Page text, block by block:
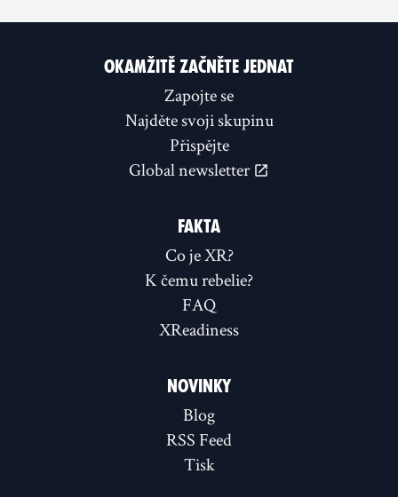
OKAMŽITĚ ZAČNĚTE JEDNAT
Zapojte se
Najděte svoji skupinu
Přispějte
Global newsletter
FAKTA
Co je XR?
K čemu rebelie?
FAQ
XReadiness
NOVINKY
Blog
RSS Feed
Tisk